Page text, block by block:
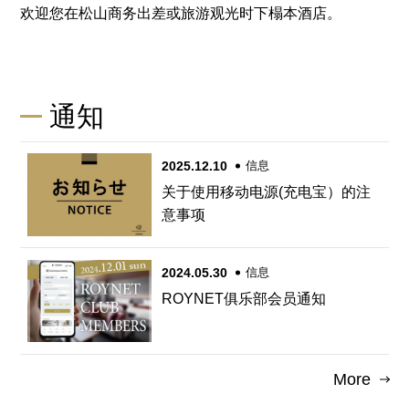
欢迎您在松山商务出差或旅游观光时下榻本酒店。
通知
2025.12.10 信息
关于使用移动电源(充电宝）的注
意事项
2024.05.30 信息
ROYNET俱乐部会员通知
More